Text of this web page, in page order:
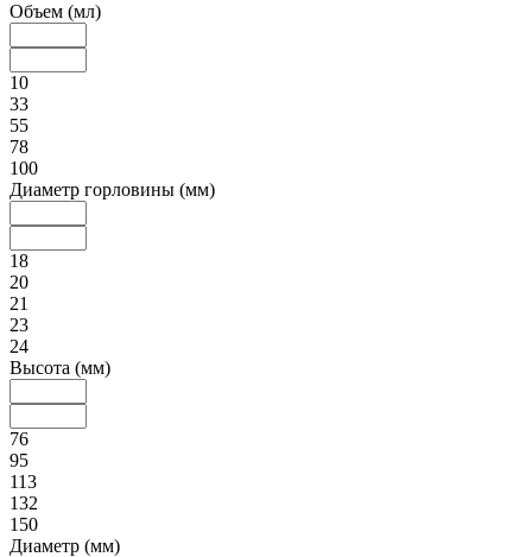
Объем (мл)
10
33
55
78
100
Диаметр горловины (мм)
18
20
21
23
24
Высота (мм)
76
95
113
132
150
Диаметр (мм)